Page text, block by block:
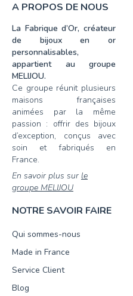
A PROPOS DE NOUS
La Fabrique d’Or, créateur
de bijoux en or
personnalisables,
appartient au groupe
MELIJOU.
Ce groupe réunit plusieurs
maisons françaises
animées par la même
passion : offrir des bijoux
d’exception, conçus avec
soin et fabriqués en
France.
En savoir plus sur le
groupe MELIJOU
NOTRE SAVOIR FAIRE
Qui sommes-nous
Made in France
Service Client
Blog